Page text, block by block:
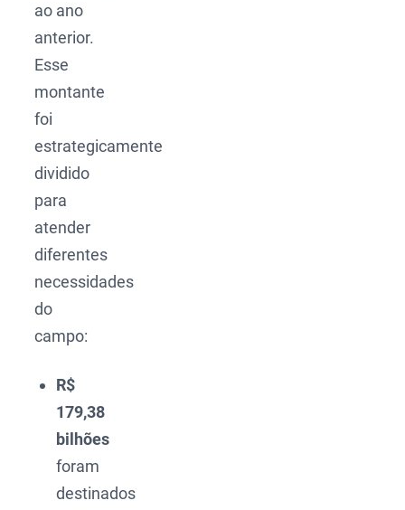
ao ano
anterior.
Esse
montante
foi
estrategicamente
dividido
para
atender
diferentes
necessidades
do
campo:
R$
179,38
bilhões
foram
destinados